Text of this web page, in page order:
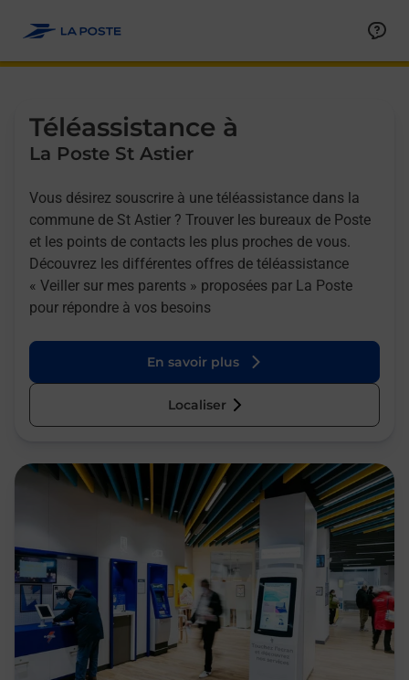
Téléassistance à
La Poste St Astier
Vous désirez souscrire à une téléassistance dans la
commune de St Astier ? Trouver les bureaux de Poste
et les points de contacts les plus proches de vous.
Découvrez les différentes offres de téléassistance
« Veiller sur mes parents » proposées par La Poste
pour répondre à vos besoins
En savoir plus
Localiser